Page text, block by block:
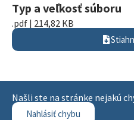
Typ a veľkosť súboru
.pdf | 214,82 KB
Našli ste na stránke nejakú
Nahlásiť chybu